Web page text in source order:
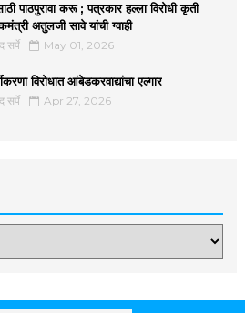
पाठपुरावा करू ; पत्रकार हल्ला विरोधी कृती
अतुलजी सावे यांची ग्वाही
सर्पे May 01, 2026
विरोधात आंबेडकरवाद्यांचा एल्गार
सर्पे Apr 27, 2026